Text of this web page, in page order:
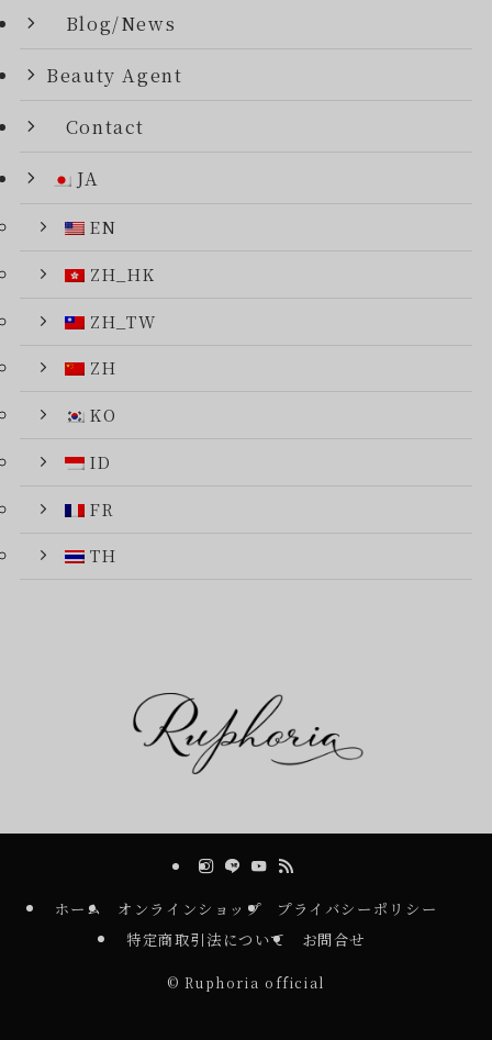
Blog/News
Beauty Agent
Contact
JA
EN
ZH_HK
ZH_TW
ZH
KO
ID
FR
TH
ホーム オンラインショップ
プライバシーポリシー
特定商取引法について
お問合せ
© Ruphoria official